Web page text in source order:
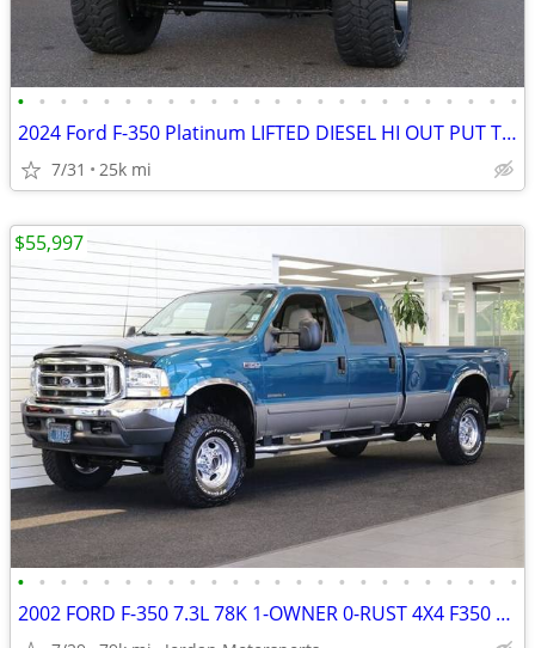
• • • • • • • • • • • • • • • • • • • • • • • •
2024 Ford F-350 Platinum LIFTED DIESEL HI OUT PUT TRUCK 4X4 LOADED
7/31 25k mi
• • • • • • • • • • • • • • • • • • • • • • • •
2002 FORD F-350 7.3L 78K 1-OWNER 0-RUST 4X4 F350 F250 2003 2001 2000
$55,997